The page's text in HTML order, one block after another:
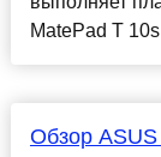
MatePad T
Обзор